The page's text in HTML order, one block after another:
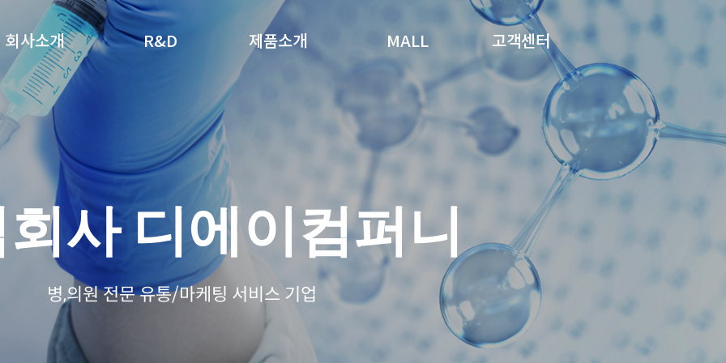
회사소개 R&D 제품소개 MALL 고객센터
사 디에이컴퍼니
병,의원 전문 유통/마케팅 서비스 기업